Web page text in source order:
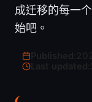
成迁移的每一
始吧。
Last updated: